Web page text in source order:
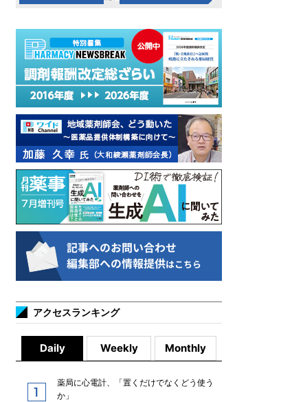
アクセスランキング
Daily Weekly Monthly
薬局に心電計、「置くだけでなくどう使う
か」